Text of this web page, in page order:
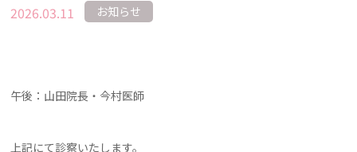
2026.03.11 お知らせ
午後：山田院長・今村医師
上記にて診察いたします。